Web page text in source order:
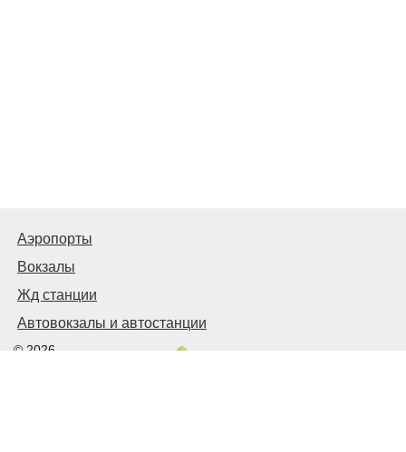
Аэропорты
Вокзалы
Жд станции
Автовокзалы и автостанции
© 2026